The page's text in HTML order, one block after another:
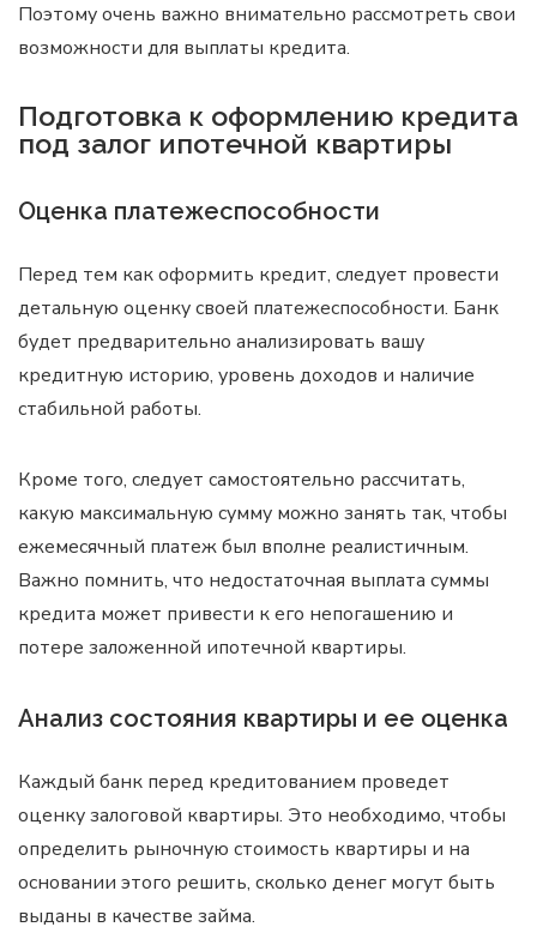
Поэтому очень важно внимательно рассмотреть свои
возможности для выплаты кредита.
Подготовка к оформлению кредита
под залог ипотечной квартиры
Оценка платежеспособности
Перед тем как оформить кредит, следует провести
детальную оценку своей платежеспособности. Банк
будет предварительно анализировать вашу
кредитную историю, уровень доходов и наличие
стабильной работы.
Кроме того, следует самостоятельно рассчитать,
какую максимальную сумму можно занять так, чтобы
ежемесячный платеж был вполне реалистичным.
Важно помнить, что недостаточная выплата суммы
кредита может привести к его непогашению и
потере заложенной ипотечной квартиры.
Анализ состояния квартиры и ее оценка
Каждый банк перед кредитованием проведет
оценку залоговой квартиры. Это необходимо, чтобы
определить рыночную стоимость квартиры и на
основании этого решить, сколько денег могут быть
выданы в качестве займа.